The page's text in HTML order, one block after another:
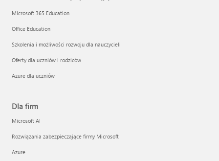
Microsoft 365 Education
Office Education
Szkolenia i możliwości rozwoju dla nauczycieli
Oferty dla uczniów i rodziców
Azure dla uczniów
Dla firm
Microsoft AI
Rozwiązania zabezpieczające firmy Microsoft
Azure